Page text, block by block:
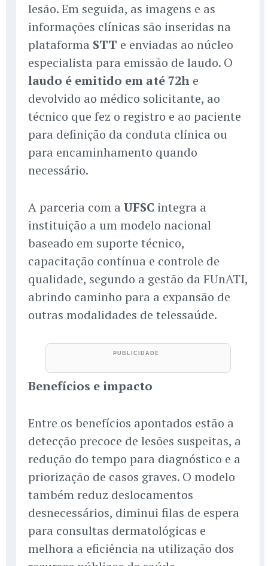
lesão. Em seguida, as imagens e as
informações clínicas são inseridas na
plataforma STT e enviadas ao núcleo
especialista para emissão de laudo. O
laudo é emitido em até 72h e
devolvido ao médico solicitante, ao
técnico que fez o registro e ao paciente
para definição da conduta clínica ou
para encaminhamento quando
necessário.
A parceria com a UFSC integra a
instituição a um modelo nacional
baseado em suporte técnico,
capacitação contínua e controle de
qualidade, segundo a gestão da FUnATI,
abrindo caminho para a expansão de
outras modalidades de telessaúde.
Benefícios e impacto
Entre os benefícios apontados estão a
detecção precoce de lesões suspeitas, a
redução do tempo para diagnóstico e a
priorização de casos graves. O modelo
também reduz deslocamentos
desnecessários, diminui filas de espera
para consultas dermatológicas e
melhora a eficiência na utilização dos